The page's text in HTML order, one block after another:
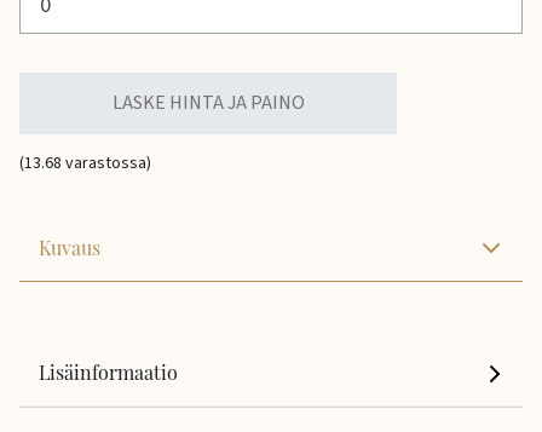
LASKE HINTA JA PAINO
(13.68 varastossa)
Kuvaus
Lisäinformaatio